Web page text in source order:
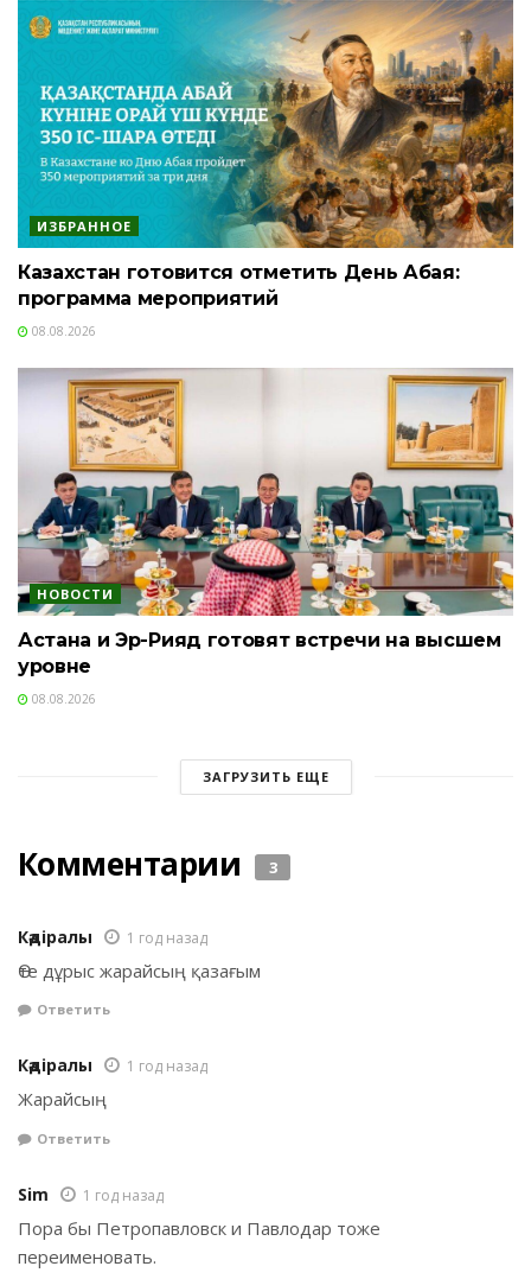
ИЗБРАННОЕ
Казахстан готовится отметить День Абая:
программа мероприятий
08.08.2026
НОВОСТИ
Астана и Эр-Рияд готовят встречи на высшем
уровне
08.08.2026
ЗАГРУЗИТЬ ЕЩЕ
Комментарии 3
Кәдіралы 1 год назад
Өте дұрыс жарайсың қазағым
Ответить
Кәдіралы 1 год назад
Жарайсың
Ответить
Sim 1 год назад
Пора бы Петропавловск и Павлодар тоже
переименовать.